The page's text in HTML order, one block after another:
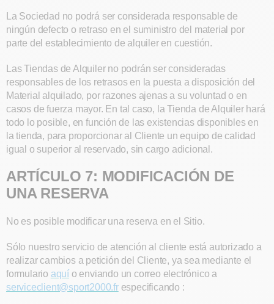
La Sociedad no podrá ser considerada responsable de
ningún defecto o retraso en el suministro del material por
parte del establecimiento de alquiler en cuestión.
Las Tiendas de Alquiler no podrán ser consideradas
responsables de los retrasos en la puesta a disposición del
Material alquilado, por razones ajenas a su voluntad o en
casos de fuerza mayor. En tal caso, la Tienda de Alquiler hará
todo lo posible, en función de las existencias disponibles en
la tienda, para proporcionar al Cliente un equipo de calidad
igual o superior al reservado, sin cargo adicional.
ARTÍCULO 7: MODIFICACIÓN DE
UNA RESERVA
No es posible modificar una reserva en el Sitio.
Sólo nuestro servicio de atención al cliente está autorizado a
realizar cambios a petición del Cliente, ya sea mediante el
formulario aquí o enviando un correo electrónico a
serviceclient@sport2000.frespecificando :